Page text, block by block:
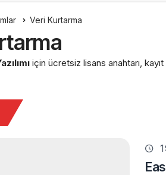
Veri Kurtarma
için ücretsiz lisans anahtarı,